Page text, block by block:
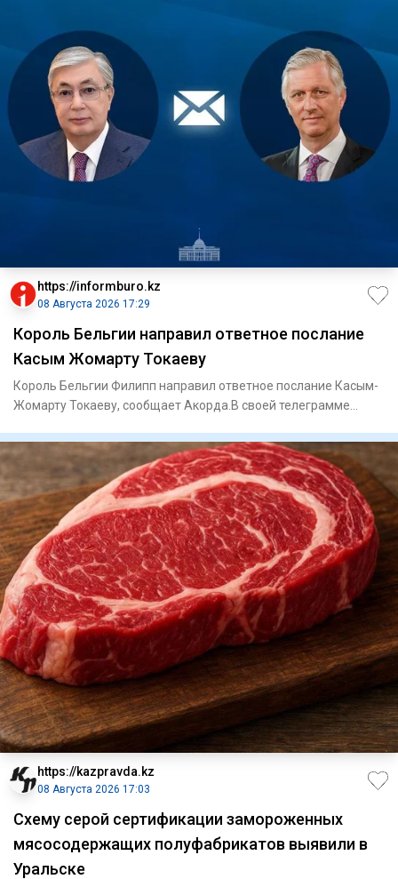
https://informburo.kz
08 Августа 2026 17:29
Король Бельгии направил ответное послание
Касым Жомарту Токаеву
Король Бельгии Филипп направил ответное послание Касым-
Жомарту Токаеву, сообщает Акорда.В своей телеграмме
https://kazpravda.kz
08 Августа 2026 17:03
Схему серой сертификации замороженных
мясосодержащих полуфабрикатов выявили в
Уральске